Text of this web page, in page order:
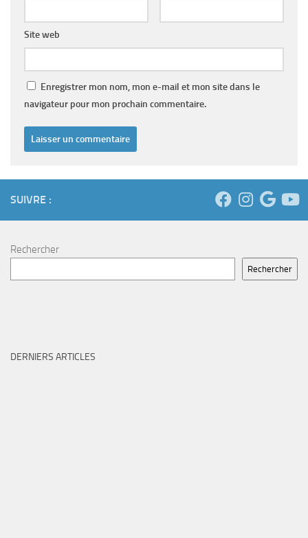
Site web
Enregistrer mon nom, mon e-mail et mon site dans le
navigateur pour mon prochain commentaire.
SUIVRE :
Rechercher
Rechercher
DERNIERS ARTICLES